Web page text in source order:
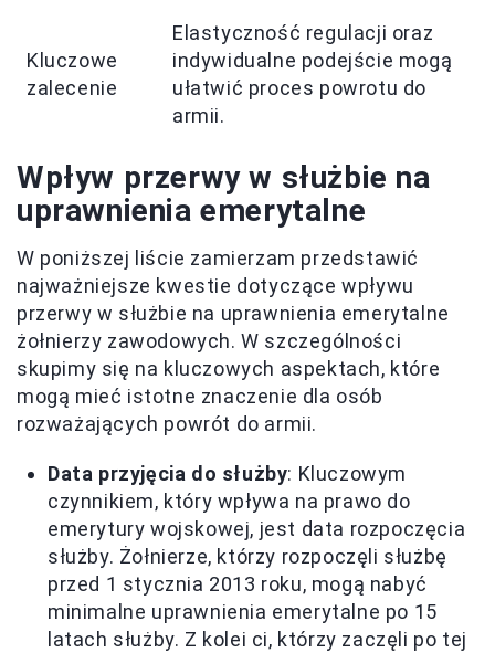
Kluczowe
zalecenie
Elastyczność regulacji oraz
indywidualne podejście mogą
ułatwić proces powrotu do
armii.
Wpływ przerwy w służbie na
uprawnienia emerytalne
W poniższej liście zamierzam przedstawić
najważniejsze kwestie dotyczące wpływu
przerwy w służbie na uprawnienia emerytalne
żołnierzy zawodowych. W szczególności
skupimy się na kluczowych aspektach, które
mogą mieć istotne znaczenie dla osób
rozważających powrót do armii.
Data przyjęcia do służby: Kluczowym
czynnikiem, który wpływa na prawo do
emerytury wojskowej, jest data rozpoczęcia
służby. Żołnierze, którzy rozpoczęli służbę
przed 1 stycznia 2013 roku, mogą nabyć
minimalne uprawnienia emerytalne po 15
latach służby. Z kolei ci, którzy zaczęli po tej